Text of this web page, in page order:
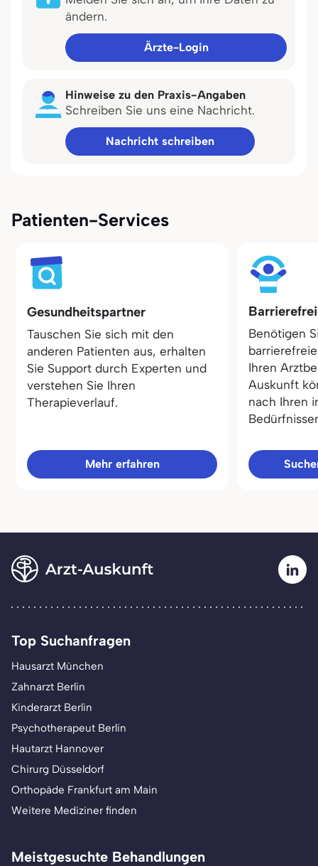
ändern.
Ärzte-Login
Hinweise zu den Praxis-Angaben
Schreiben Sie uns eine Nachricht.
Nachricht schreiben
Patienten-Services
Gesundheitspartner
Tauschen Sie sich mit den
anderen Patienten aus, erhalten
Sie Support durch Experten und
verstehen Sie Ihren
Therapieverlauf.
Mehr erfahren
Benötigen
Ihren
Auskunft
nach Ihren
Top Suchanfragen
Hausarzt München
Zahnarzt Berlin
Kinderarzt Berlin
Psychotherapeut Berlin
Hautarzt Hannover
Chirurg Düsseldorf
Orthopäde Frankfurt am Main
Weitere Mediziner finden
Meistgesuchte Behandlungen